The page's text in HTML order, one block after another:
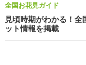
全国お花見ガイド
見頃時期がわかる！
ット情報を掲載